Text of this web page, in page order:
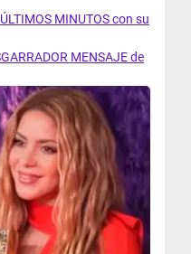
MINUTOS con su
MENSAJE de